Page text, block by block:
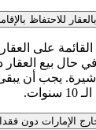
للاحتفاظ
القائمة على
في حال بيع
يجب أن
الإمارات دون